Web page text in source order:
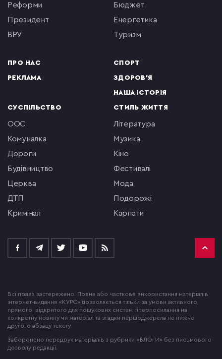
реформи
президент
ВРУ
ПРО НАС
РЕКЛАМА
бюджет
енергетика
туризм
СПОРТ
ЗДОРОВ'Я
НАША ІСТОРІЯ
СУСПІЛЬСТВО
ООС
комуналка
Дороги
будівництво
церква
ДТП
кримінал
СТИЛЬ ЖИТТЯ
література
музика
кіно
фестивалі
мода
подорожі
Карпати
Всі права застережено. Повне або часткове використання матеріалів
інтернет-видання «КУРС» дозволяється тільки за умови активного,
прямого, відкритого для пошукових систем гіперпосилання на
конкретну новину чи матеріал та згадки першоджерела не нижче
другого абзацу тексту.
Заборонено передрук матеріалів з рубрики «БЛОГИ» без письмового
дозволу редакції.